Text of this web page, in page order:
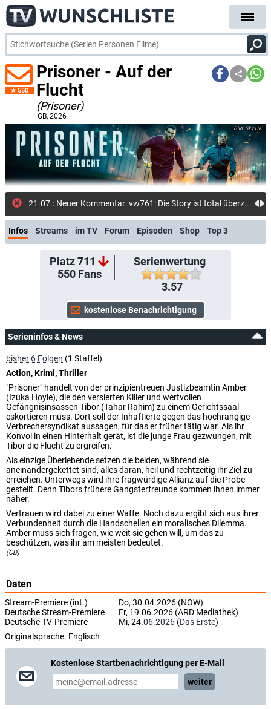
550
Prisoner - Auf der
Flucht
(Prisoner)
GB, 2026–
Sky UK
21.07.: Neuer Kommentar: vw761: Die Story ist total überzeichnet, weshalb auch bei ...
Infos Streams im TV Forum Episoden Shop Top 3
Platz 711
550Fans
Serienwertung
3.57
Serieninfos & News
bisher 6 Folgen (1 Staffel)
Action, Krimi, Thriller
"Prisoner" handelt von der prinzipientreuen Justizbeamtin Amber
(Izuka Hoyle), die den versierten Killer und wertvollen
Gefängnisinsassen Tibor (Tahar Rahim) zu einem Gerichtssaal
eskortieren muss. Dort soll der Inhaftierte gegen das hochrangige
Verbrechersyndikat aussagen, für das er früher tätig war. Als ihr
Konvoi in einen Hinterhalt gerät, ist die junge Frau gezwungen, mit
Tibor die Flucht zu ergreifen.
Als einzige Überlebende setzen die beiden, während sie
aneinandergekettet sind, alles daran, heil und rechtzeitig ihr Ziel zu
erreichen. Unterwegs wird ihre fragwürdige Allianz auf die Probe
gestellt. Denn Tibors frühere Gangsterfreunde kommen ihnen immer
näher.
Vertrauen wird dabei zu einer Waffe. Noch dazu ergibt sich aus ihrer
Verbundenheit durch die Handschellen ein moralisches Dilemma.
Amber muss sich fragen, wie weit sie gehen will, um das zu
beschützen, was ihr am meisten bedeutet.
(CD)
Daten
Stream-Premiere (int.)
Do, 30.04.2026 (NOW)
Deutsche Stream-Premiere
Fr, 19.06.2026 (ARD Mediathek)
Deutsche TV-Premiere
Mi, 24.06.2026 (Das Erste)
Originalsprache: Englisch
Kostenlose Startbenachrichtigung per E-Mail
weiter